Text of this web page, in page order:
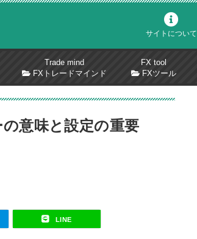
サイトについて
Trade mind
FXトレードマインド
FX tool
FXツール
意味と設定の重要
LINE